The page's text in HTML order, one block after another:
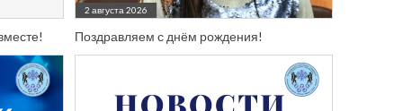
2 августа 2026
Поздравляем с днём рождения!